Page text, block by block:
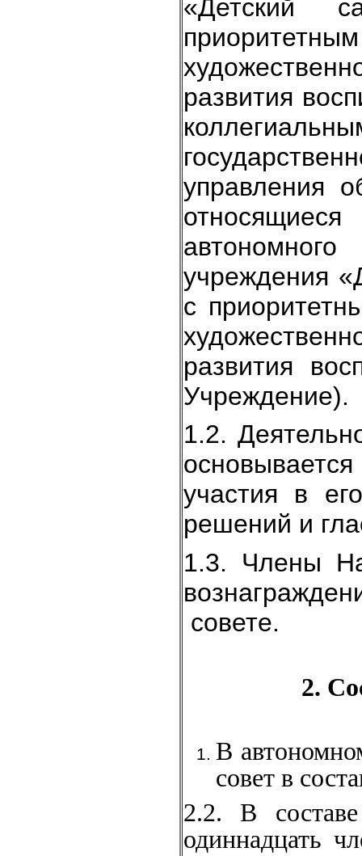
«Детский
развития
управления
учреждения
с
развития
Учреждение).
1.2.
участия в
решений и
1.3. Члены
совете.
2.
В
совет в
2.2. В
одиннадцать